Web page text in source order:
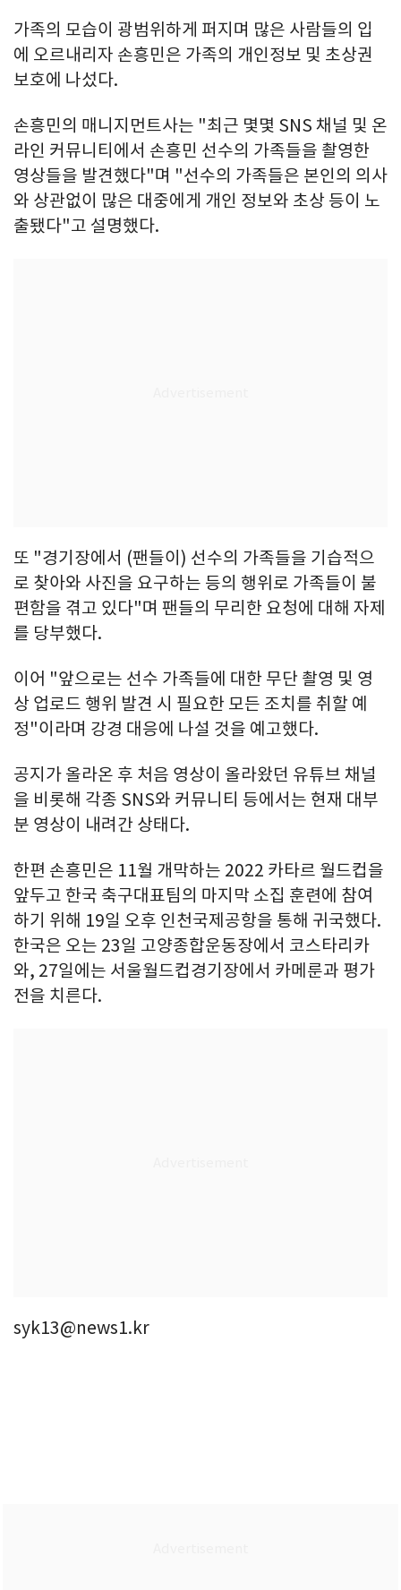
가족의 모습이 광범위하게 퍼지며 많은 사람들의 입
에 오르내리자 손흥민은 가족의 개인정보 및 초상권
보호에 나섰다.
손흥민의 매니지먼트사는 "최근 몇몇 SNS 채널 및 온
라인 커뮤니티에서 손흥민 선수의 가족들을 촬영한
영상들을 발견했다"며 "선수의 가족들은 본인의 의사
와 상관없이 많은 대중에게 개인 정보와 초상 등이 노
출됐다"고 설명했다.
또 "경기장에서 (팬들이) 선수의 가족들을 기습적으
로 찾아와 사진을 요구하는 등의 행위로 가족들이 불
편함을 겪고 있다"며 팬들의 무리한 요청에 대해 자제
를 당부했다.
이어 "앞으로는 선수 가족들에 대한 무단 촬영 및 영
상 업로드 행위 발견 시 필요한 모든 조치를 취할 예
정"이라며 강경 대응에 나설 것을 예고했다.
공지가 올라온 후 처음 영상이 올라왔던 유튜브 채널
을 비롯해 각종 SNS와 커뮤니티 등에서는 현재 대부
분 영상이 내려간 상태다.
한편 손흥민은 11월 개막하는 2022 카타르 월드컵을
앞두고 한국 축구대표팀의 마지막 소집 훈련에 참여
하기 위해 19일 오후 인천국제공항을 통해 귀국했다.
한국은 오는 23일 고양종합운동장에서 코스타리카
와, 27일에는 서울월드컵경기장에서 카메룬과 평가
전을 치른다.
syk13@news1.kr